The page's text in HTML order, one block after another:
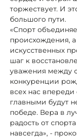
торжествует. И
большого пути.
«Спорт
происхождения,
искусственных
шаг к
уважения между
конкуренции
всех нас
главными будут
победе. Вера в
радость от
навсегда», -